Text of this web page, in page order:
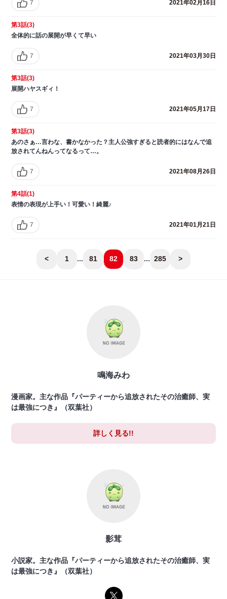
7 2021年02月16日
第3話(3)
全体的に話の展開が早くて早い
7 2021年03月30日
第3話(3)
展開ハヤスギィ！
7 2021年05月17日
第3話(3)
あのさぁ…言わな、書かなかった？主人公強すぎると読者的にはなんで追
放されてんねんってなるって…。
7 2021年08月26日
第4話(1)
表情の表現が上手い！可愛い！綺麗♪
7 2021年01月21日
< 1 ... 81 82 83 ... 285 >
鳴海みわ
漫画家。主な作品『パーティーから追放されたその治癒師、実
は最強につき』（双葉社）
詳しく見る!!
影茸
小説家。主な作品『パーティーから追放されたその治癒師、実
は最強につき』（双葉社）